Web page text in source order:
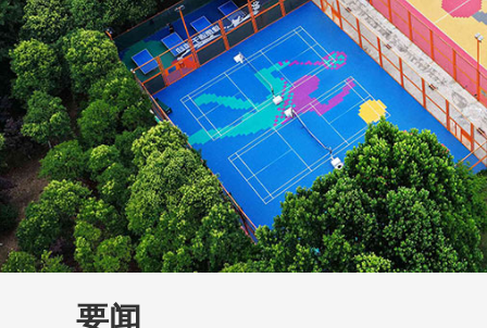
CCTV.节目官网 直播 节目单 栏目 片库
要闻